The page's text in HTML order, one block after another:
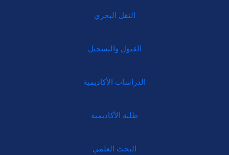
النقل البحري
القبول والتسجيل
الدراسات الأكاديمية
طلبة الأكاديمية
البحث العلمي